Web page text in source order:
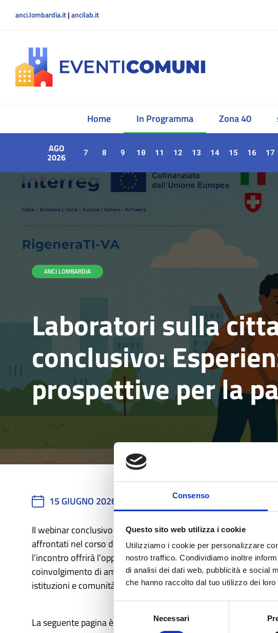
Consenso
Questo sito web utilizza i cookie
Utilizziamo i cookie per personalizzare
nostro traffico. Condividiamo inoltre
di analisi dei dati web, pubblicità e social
che hanno raccolto dal tuo utilizzo dei
Necessari
anci.lombardia.it|ancilab.it
Home In Programma Zona 40
AGO
2026 7 8 9 10 11 12 13 14 15 16 17
ANCI LOMBARDIA
Laboratori sulla
conclusivo:
prospettive per la
15 GIUGNO 2026 10:00 - 11:30
Il webinar conclusivo rappresenta unmomento di restituzione
affrontati nel corso dei tre laboratori del progetto RigeneraTI-
l’incontro offrirà l’opportunità di mettere a confronto diverse
coinvolgimento di amministratori, operatori del territorio e
istituzioni e comunità locali.
La seguente pagina è in continuo aggiornamento!